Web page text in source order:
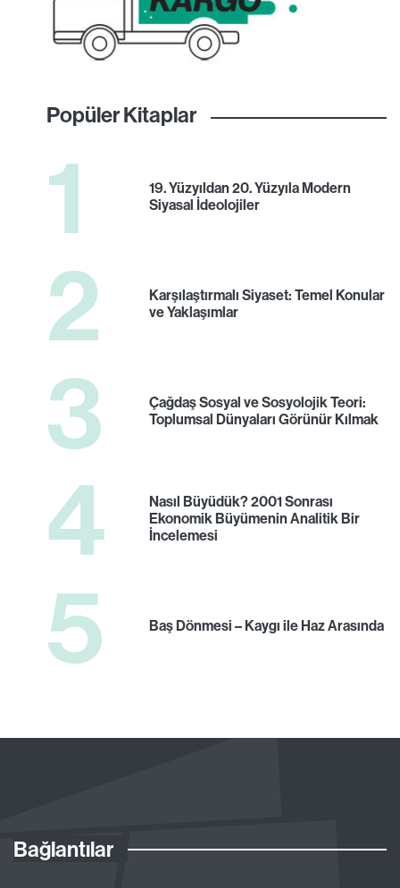
Popüler Kitaplar
1
19. Yüzyıldan 20. Yüzyıla Modern
Siyasal İdeolojiler
2
Karşılaştırmalı Siyaset: Temel Konular
ve Yaklaşımlar
3
Çağdaş Sosyal ve Sosyolojik Teori:
Toplumsal Dünyaları Görünür Kılmak
4
Nasıl Büyüdük? 2001 Sonrası
Ekonomik Büyümenin Analitik Bir
İncelemesi
5 Baş Dönmesi – Kaygı ile Haz Arasında
Bağlantılar